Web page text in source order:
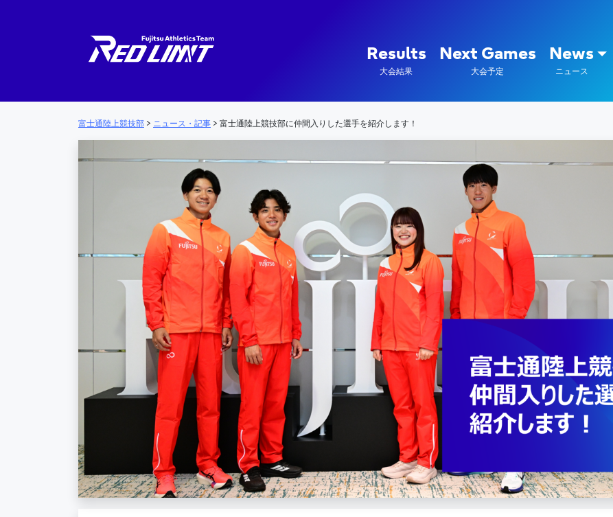
メインナビゲーション
Results
大会結果
Next Games
大会予定
News
ニュース
富士通陸上競技部 > ニュース・記事 > 富士通陸上競技部に仲間入りした選手を紹介します！